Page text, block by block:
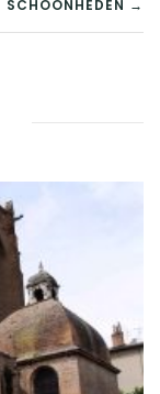
SCHOONHEDEN →